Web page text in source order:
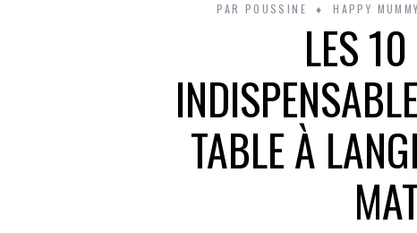
PAR POUSSINE HAPPY MUMMY
LES
TABLE À